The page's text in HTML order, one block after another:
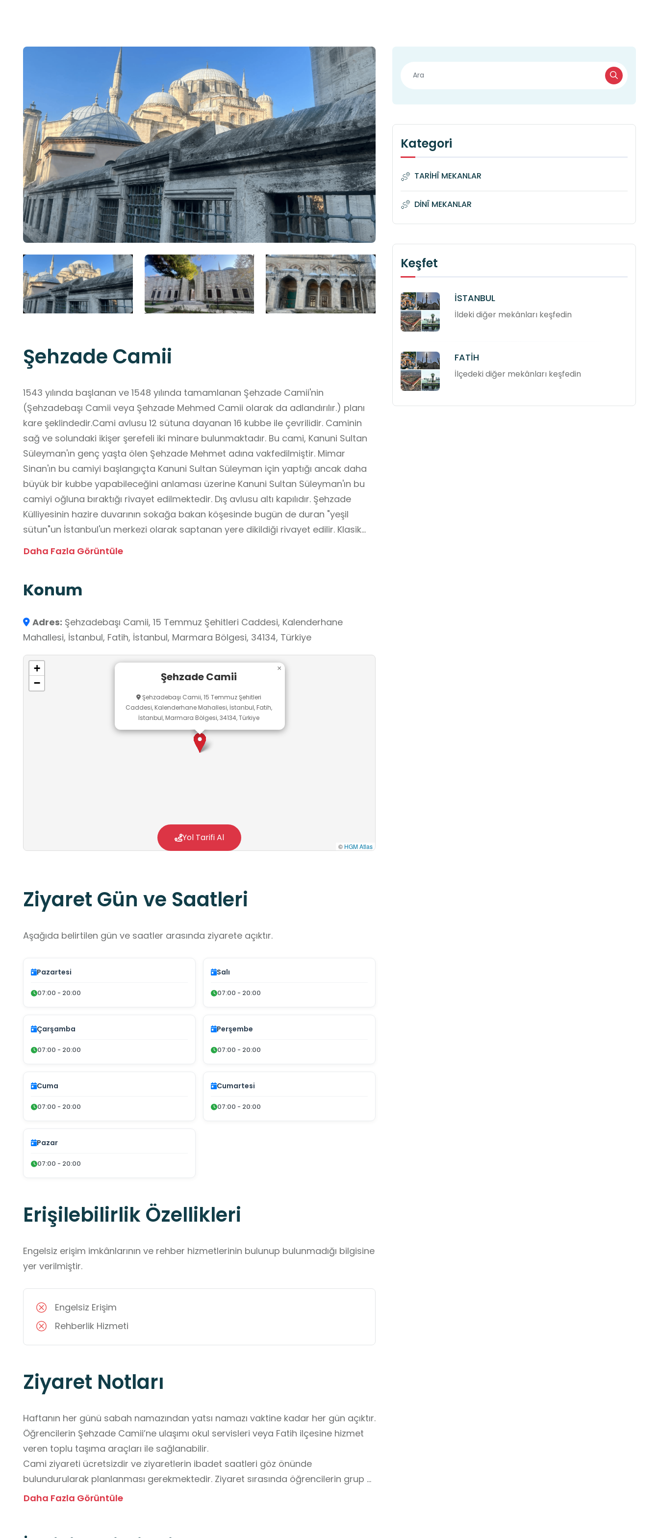
Şehzade Camii
1543 yılında başlanan ve 1548 yılında tamamlanan Şehzade Camii'nin
(Şehzadebaşı Camii veya Şehzade Mehmed Camii olarak da adlandırılır.) planı
kare şeklindedir.Cami avlusu 12 sütuna dayanan 16 kubbe ile çevrilidir. Caminin
sağ ve solundaki ikişer şerefeli iki minare bulunmaktadır. Bu cami, Kanuni Sultan
Süleyman'ın genç yaşta ölen Şehzade Mehmet adına vakfedilmiştir. Mimar
Sinan'ın bu camiyi başlangıçta Kanuni Sultan Süleyman için yaptığı ancak daha
büyük bir kubbe yapabileceğini anlaması üzerine Kanuni Sultan Süleyman'ın bu
camiyi oğluna bıraktığı rivayet edilmektedir. Dış avlusu altı kapılıdır. Şehzade
Külliyesinin hazire duvarının sokağa bakan köşesinde bugün de duran "yeşil
sütun"un İstanbul'un merkezi olarak saptanan yere dikildiği rivayet edilir. Klasik
mimarisinde estetik denge ve mekânsal bütünlüğün başarılı örneklerinden biri
öğrencilerin Osmanlı mimarisini, tarihsel yapıların sembolik anlamlarını, kültürel
mirasın korunmasını ve geçmişle günümüz arasındaki sürekliliği yerinde
süreçlerini desteklemektedir.
Daha Fazla Görüntüle
Konum
Adres: Şehzadebaşı Camii, 15 Temmuz Şehitleri Caddesi, Kalenderhane
Mahallesi, İstanbul, Fatih, İstanbul, Marmara Bölgesi, 34134, Türkiye
Şehzade Camii
Şehzadebaşı Camii, 15 Temmuz Şehitleri
Caddesi, Kalenderhane Mahallesi, İstanbul, Fatih,
İstanbul, Marmara Bölgesi, 34134, Türkiye
×
+
−
© HGM Atlas
Yol Tarifi Al
Ziyaret Gün ve Saatleri
Aşağıda belirtilen gün ve saatler arasında ziyarete açıktır.
Pazartesi
07:00 - 20:00
Salı
07:00 - 20:00
Çarşamba
07:00 - 20:00
Perşembe
07:00 - 20:00
Cuma
07:00 - 20:00
Cumartesi
07:00 - 20:00
Pazar
07:00 - 20:00
Erişilebilirlik Özellikleri
Engelsiz erişim imkânlarının ve rehber hizmetlerinin bulunup bulunmadığı bilgisine
yer verilmiştir.
Engelsiz Erişim
Rehberlik Hizmeti
Ziyaret Notları
Haftanın her günü sabah namazından yatsı namazı vaktine kadar her gün açıktır.
Öğrencilerin Şehzade Camii’ne ulaşımı okul servisleri veya Fatih ilçesine hizmet
veren toplu taşıma araçları ile sağlanabilir.
Cami ziyareti ücretsizdir ve ziyaretlerin ibadet saatleri göz önünde
bulundurularak planlanması gerekmektedir. Ziyaret sırasında öğrencilerin grup
düzenini korumaları, öğretmenlerin yönlendirmelerine uymaları ve ibadet
Daha Fazla Görüntüle
Kategori
TARİHÎ MEKANLAR
DİNÎ MEKANLAR
Keşfet
İSTANBUL
İldeki diğer mekânları keşfedin
FATİH
İlçedeki diğer mekânları keşfedin